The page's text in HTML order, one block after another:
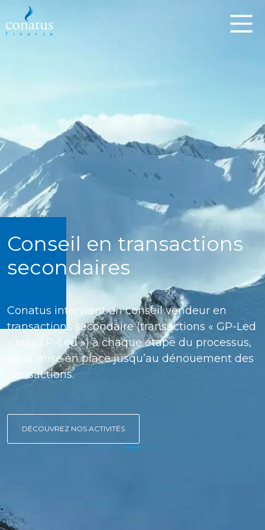
Conseil en transactions
secondaires
Conatus intervient en conseil vendeur en
transactions secondaire (transactions « GP-Led
» ou « LP-Led ») à chaque étape du processus,
de la mise en place jusqu’au dénouement des
transactions.
DÉCOUVREZ NOS ACTIVITÉS